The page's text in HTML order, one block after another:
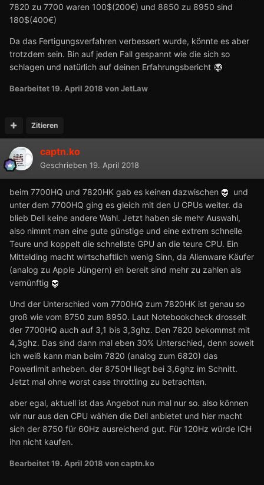
7820 zu 7700 waren 100$(200€) und 8850 zu 8950 sind
180$(400€)
Da das Fertigungsverfahren verbessert wurde, könnte es aber
trotzdem sein. Bin auf jeden Fall gespannt wie die sich so
schlagen und natürlich auf deinen Erfahrungsbericht
Bearbeitet19. April 2018 von JetLaw
Zitieren
captn.ko
Geschrieben 19. April 2018
beim 7700HQ und 7820HK gab es keinen dazwischen
und
unter dem 7700HQ ging es gleich mit den U CPUs weiter. da
blieb Dell keine andere Wahl. Jetzt haben sie mehr Auswahl,
also nimmt man eine gute günstige und eine extrem schnelle
Teure und koppelt die schnellste GPU an die teure CPU. Ein
Mittelding macht wirtschaftlich wenig Sinn, da Alienware Käufer
(analog zu Apple Jüngern) eh bereit sind mehr zu zahlen als
vernünftig
Und der Unterschied vom 7700HQ zum 7820HK ist genau so
groß wie vom 8750 zum 8950. Laut Notebookcheck drosselt
der 7700HQ auch auf 3,1 bis 3,3ghz. Den 7820 bekommst mit
4,3ghz. Das sind dann mal eben 30% Unterschied, denn soweit
ich weiß kann man beim 7820 (analog zum 6820) das
Powerlimit anheben. der 8750H liegt bei 3,6ghz im Schnitt.
Jetzt mal ohne worst case throttling zu betrachten.
aber egal, aktuell ist das Angebot nun mal nur so. also können
wir nur aus den CPU wählen die Dell anbietet und hier macht
sich der 8750 für 60Hz ausreichend gut. Für 120Hz würde ICH
ihn nicht kaufen.
Bearbeitet19. April 2018 von captn.ko